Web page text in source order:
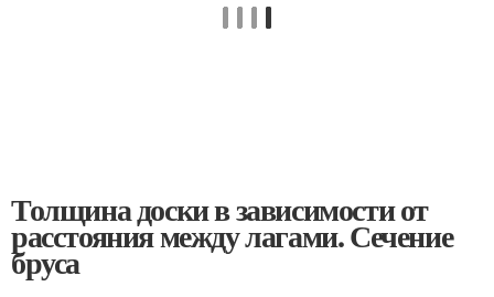
Толщина доски в зависимости от
расстояния между лагами. Сечение
бруса